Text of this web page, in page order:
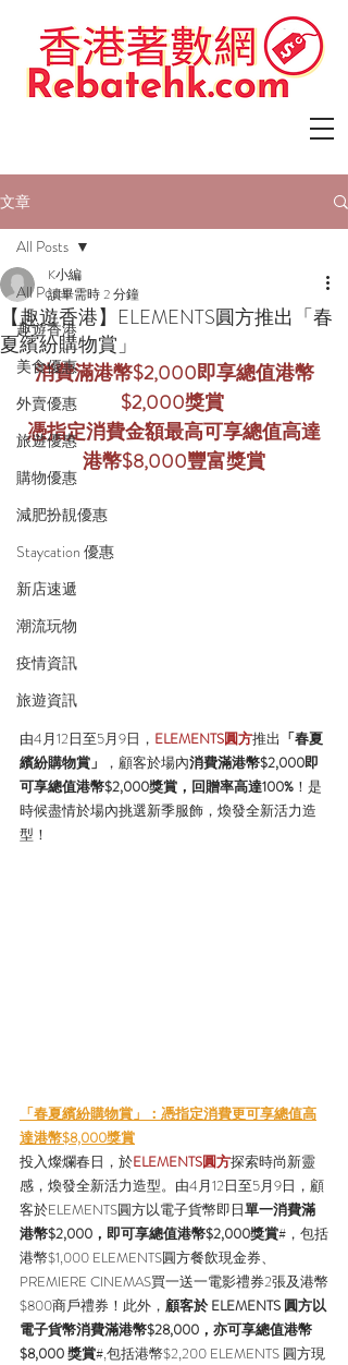
文章
All Posts
趣遊香港
美食優惠
外賣優惠
旅遊優惠
購物優惠
減肥扮靚優惠
Staycation 優惠
新店速遞
潮流玩物
疫情資訊
旅遊資訊
All Posts
【趣遊香港】ELEMENTS圓方推出「春
夏繽紛購物賞」
K小編
讀畢需時 2 分鐘
消費滿港幣$2,000即享總值港幣
$2,000獎賞
憑指定消費金額最高可享總值高達
港幣$8,000豐富獎賞
由4月12日至5月9日， ELEMENTS圓方推出 「春夏
繽紛購物賞」
，顧客於場內消費滿港幣$2,000即
可享總值港幣$2,000獎賞，回贈率高達100% ！是
時候盡情於場內挑選新季服飾，煥發全新活力造
型！
「春夏繽紛購物賞」：憑指定消費更可享總值高
達港幣$8,000獎賞
投入燦爛春日，於ELEMENTS圓方探索時尚新靈
感，煥發全新活力造型。由4月12日至5月9日，顧
客於ELEMENTS圓方以電子貨幣即日單一消費滿
港幣$2,000，即可享總值港幣$2,000獎賞#，包括
港幣$1,000 ELEMENTS圓方餐飲現金券、
PREMIERE CINEMAS買一送一電影禮券2張及港幣
$800商戶禮券！此外， 顧客於 ELEMENTS 圓方以
電子貨幣消費滿港幣$28,000，亦可享總值港幣
$8,000 獎賞#,包括港幣$2,200 ELEMENTS 圓方現